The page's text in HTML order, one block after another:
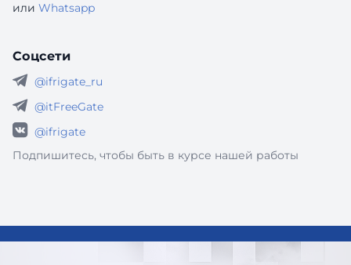
или Whatsapp
Соцсети
@ifrigate_ru
@itFreeGate
@ifrigate
Подпишитесь, чтобы быть в курсе нашей работы